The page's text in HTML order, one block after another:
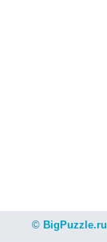
© BigPuzzle.ru